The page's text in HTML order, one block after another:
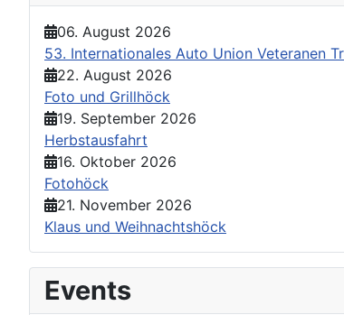
06. August 2026
53. Internationales Auto Union Veteranen
22. August 2026
Foto und Grillhöck
19. September 2026
Herbstausfahrt
16. Oktober 2026
Fotohöck
21. November 2026
Klaus und Weihnachtshöck
Events